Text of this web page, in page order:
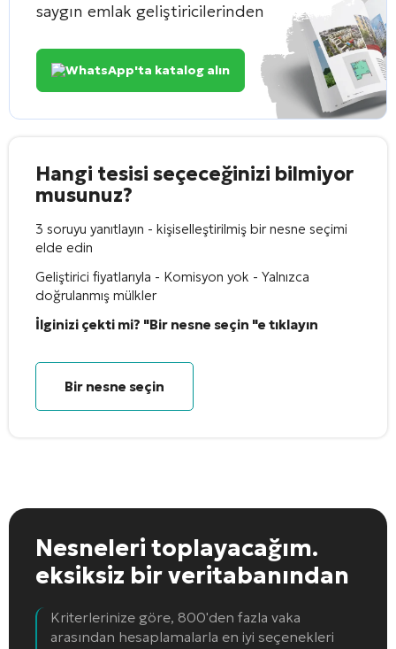
saygın emlak geliştiricilerinden
WhatsApp'ta katalog alın
Hangi tesisi seçeceğinizi bilmiyor
musunuz?
3 soruyu yanıtlayın - kişiselleştirilmiş bir nesne seçimi
elde edin
Geliştirici fiyatlarıyla - Komisyon yok - Yalnızca
doğrulanmış mülkler
İlginizi çekti mi? "Bir nesne seçin "e tıklayın
Bir nesne seçin
Nesneleri toplayacağım.
eksiksiz bir veritabanından
Kriterlerinize göre, 800'den fazla vaka
arasından hesaplamalarla en iyi seçenekleri